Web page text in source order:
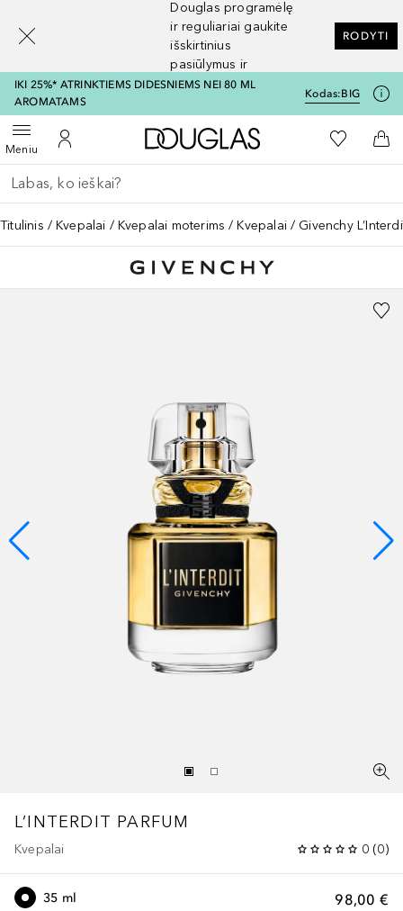
Douglas programėlę
ir reguliariai gaukite
išskirtinius
pasiūlymus ir
nuolaidas
RODYTI
IKI 25%* ATRINKTIEMS DIDESNIEMS NEI 80 ML
AROMATAMS
Kodas:BIG
MeniuAtidaryti meniuĮ mano paskyrą
Į Douglas pagrindinį
Į mano
Į
Grįžk atgal
Vykdykite paiešką
Titulinis Kvepalai Kvepalai moterims Kvepalai Givenchy
L’INTERDIT PARFUM
Kvepalai 0 (0)
98,00 €
35 ml
[navigation.slideout.screenreader]